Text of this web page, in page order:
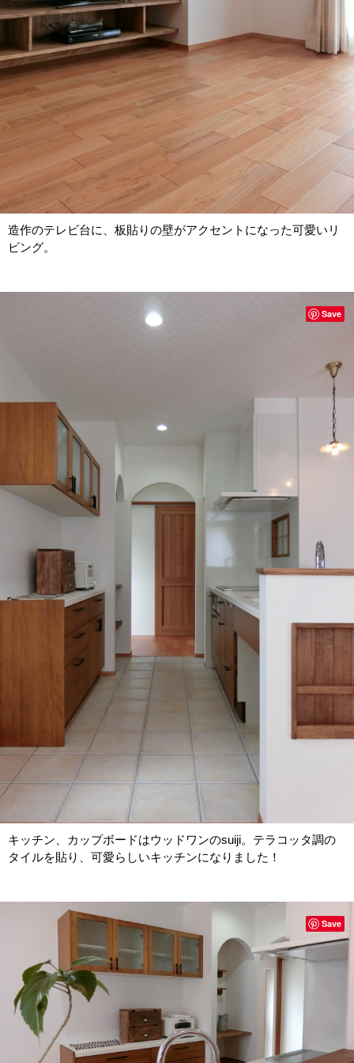
造作のテレビ台に、板貼りの壁がアクセントになった可愛いリ
ビング。
キッチン、カップボードはウッドワンのsuiji。テラコッタ調の
タイルを貼り、可愛らしいキッチンになりました！
Save
Save